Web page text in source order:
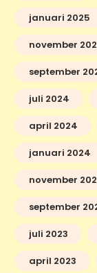
januari 2025
november
september
juli 2024
april 2024
januari 2024
november
september
juli 2023
april 2023